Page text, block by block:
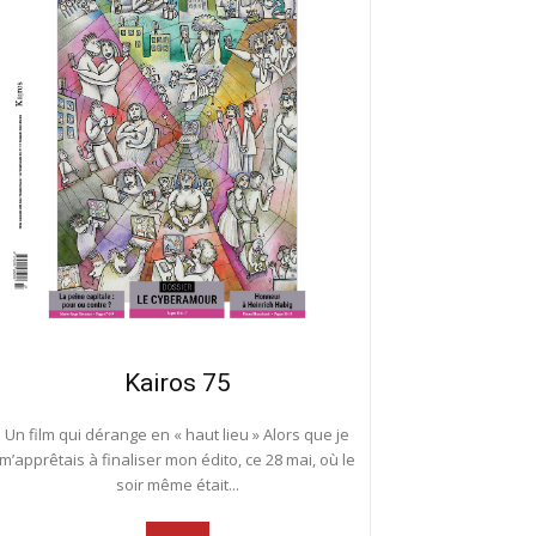
Kairos 75
Un film qui dérange en « haut lieu » Alors que je
m’apprêtais à finaliser mon édito, ce 28 mai, où le
soir même était...